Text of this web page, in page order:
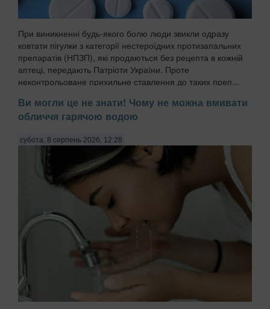
При виникненні будь-якого болю люди звикли одразу
ковтати пігулки з категорії нестероїдних протизапальних
препаратів (НПЗП), які продаються без рецепта в кожній
аптеці, передають Патріоти України. Проте
неконтрольоване прихильне ставлення до таких преп...
Ви могли це не знати! Чому не можна вмивати
обличчя гарячою водою
субота, 8 серпень 2026, 12:28